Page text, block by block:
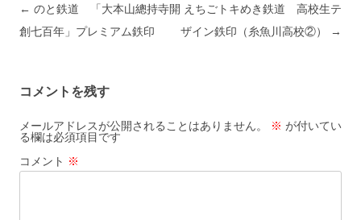
投稿ナビゲーション
← のと鉄道 「大本山總持寺開
創七百年」プレミアム鉄印
えちごトキめき鉄道 高校生テ
ザイン鉄印（糸魚川高校②）
→
コメントを残す
メールアドレスが公開されることはありません。 ※ が付いてい
る欄は必須項目です
コメント ※